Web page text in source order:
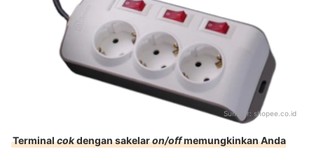
Sumber: shopee.co.id
Terminalcokdengan sakelaron/offmemungkinkan Anda